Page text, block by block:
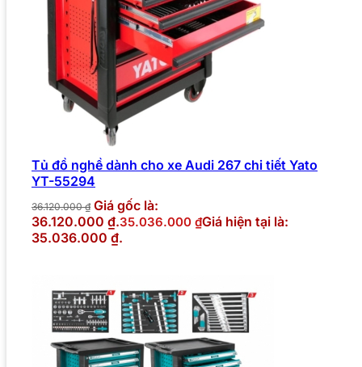
Tủ đồ nghề dành cho xe Audi 267 chi tiết Yato
YT-55294
36.120.000₫ Giá gốc là:
36.120.000 ₫.35.036.000 ₫Giá hiện tại là:
35.036.000 ₫.